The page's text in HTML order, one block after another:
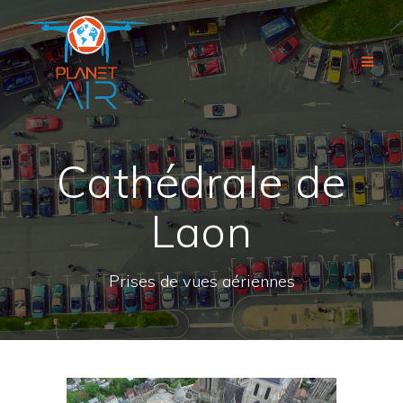
Passer
au
contenu
Cathédrale de
Laon
Prises de vues aériennes